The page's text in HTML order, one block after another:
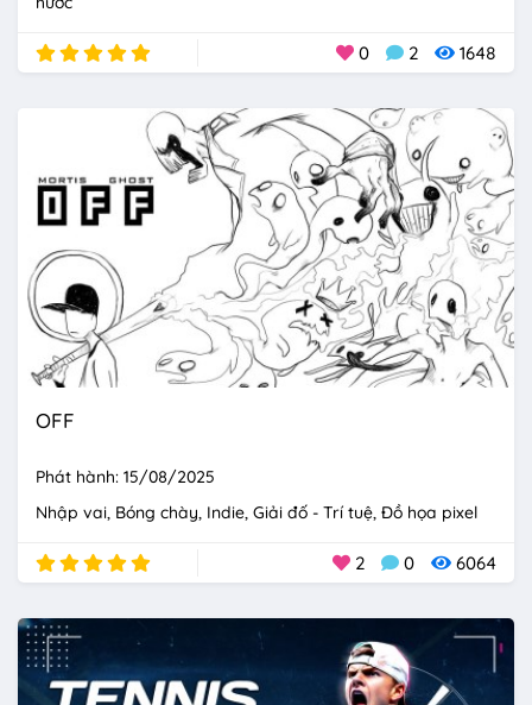
0 2 1648
OFF
Phát hành: 15/08/2025
Nhập vai Bóng chày Indie Giải đố - Trí tuệ Đồ họa pixel
2 0 6064